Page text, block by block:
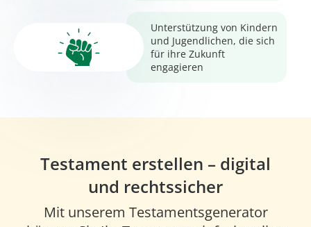
Unterstützung von Kindern
und Jugendlichen, die sich
für ihre Zukunft
engagieren
Testament erstellen – digital
und rechtssicher
Mit unserem Testamentsgenerator